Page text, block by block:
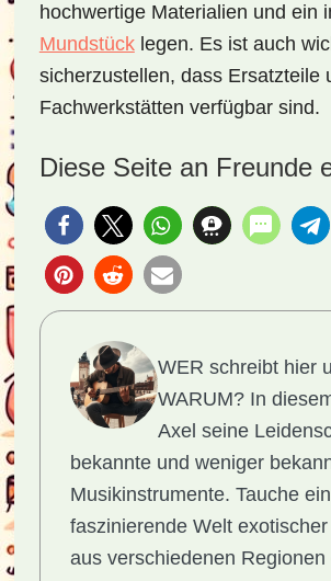
hochwertige Materialien und ein
Mundstücklegen. Es ist auch
sicherzustellen, dass Ersatzteile
Fachwerkstätten verfügbar sind.
Diese Seite an Freunde
WER schreibt hier
WARUM?In
Axel seine
bekannte und weniger
Musikinstrumente. Tauche
faszinierende Welt
aus verschiedenen Regionen